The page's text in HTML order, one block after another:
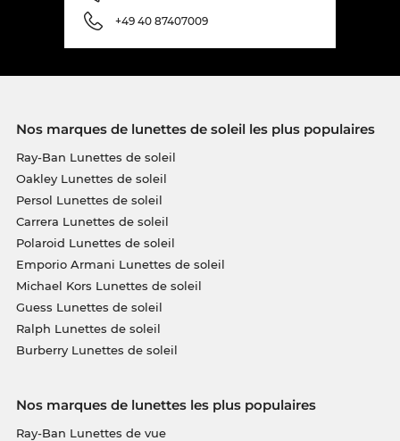
+49 40 87407009
Nos marques de lunettes de soleil les plus populaires
Ray-Ban Lunettes de soleil
Oakley Lunettes de soleil
Persol Lunettes de soleil
Carrera Lunettes de soleil
Polaroid Lunettes de soleil
Emporio Armani Lunettes de soleil
Michael Kors Lunettes de soleil
Guess Lunettes de soleil
Ralph Lunettes de soleil
Burberry Lunettes de soleil
Nos marques de lunettes les plus populaires
Ray-Ban Lunettes de vue